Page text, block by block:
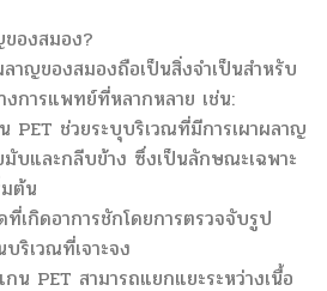
ของสมอง?
ลาญของสมองถือเป็นสิ่งจำเป็นสำหรับ
งการแพทย์ที่หลากหลาย เช่น:
PET ช่วยระบุบริเวณที่มีการเผาผลาญ
บและกลีบข้าง ซึ่งเป็นลักษณะเฉพาะ
มต้น
เกิดอาการชักโดยการตรวจจับรูป
ริเวณที่เจาะจง
น PET สามารถแยกแยะระหว่างเนื้อ